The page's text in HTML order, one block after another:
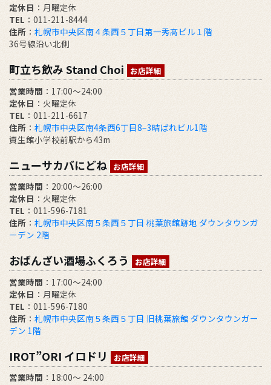
定休日 ：月曜定休
TEL ：011-211-8444
住所 ： 札幌市中央区南４条西５丁目第一秀高ビル１階
36号線沿い北側
町立ち飲み Stand Choi お店詳細
営業時間 ：17:00〜24:00
定休日 ：火曜定休
TEL ：011-211-6617
住所 ： 札幌市中央区南4条西6丁目8−3晴ばれビル1階
資生館小学校前駅から43m
ニューサカバにどね お店詳細
営業時間 ：20:00～26:00
定休日 ：火曜定休
TEL ：011-596-7181
住所 ： 札幌市中央区南５条西５丁目 桃葉旅館跡地 ダウンタウンガ
ーデン 2階
おばんざい酒場ふくろう お店詳細
営業時間 ：17:00～24:00
定休日 ：月曜定休
TEL ：011-596-7180
住所 ： 札幌市中央区南５条西５丁目 旧桃葉旅館 ダウンタウンガー
デン 1階
IROT”ORI イロドリ お店詳細
営業時間 ：18:00～ 24:00